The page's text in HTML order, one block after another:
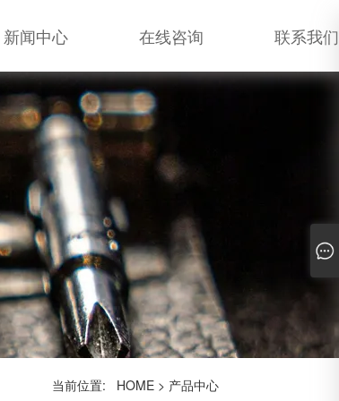
新闻中心 在线咨询 联系我们
当前位置: HOME> 产品中心